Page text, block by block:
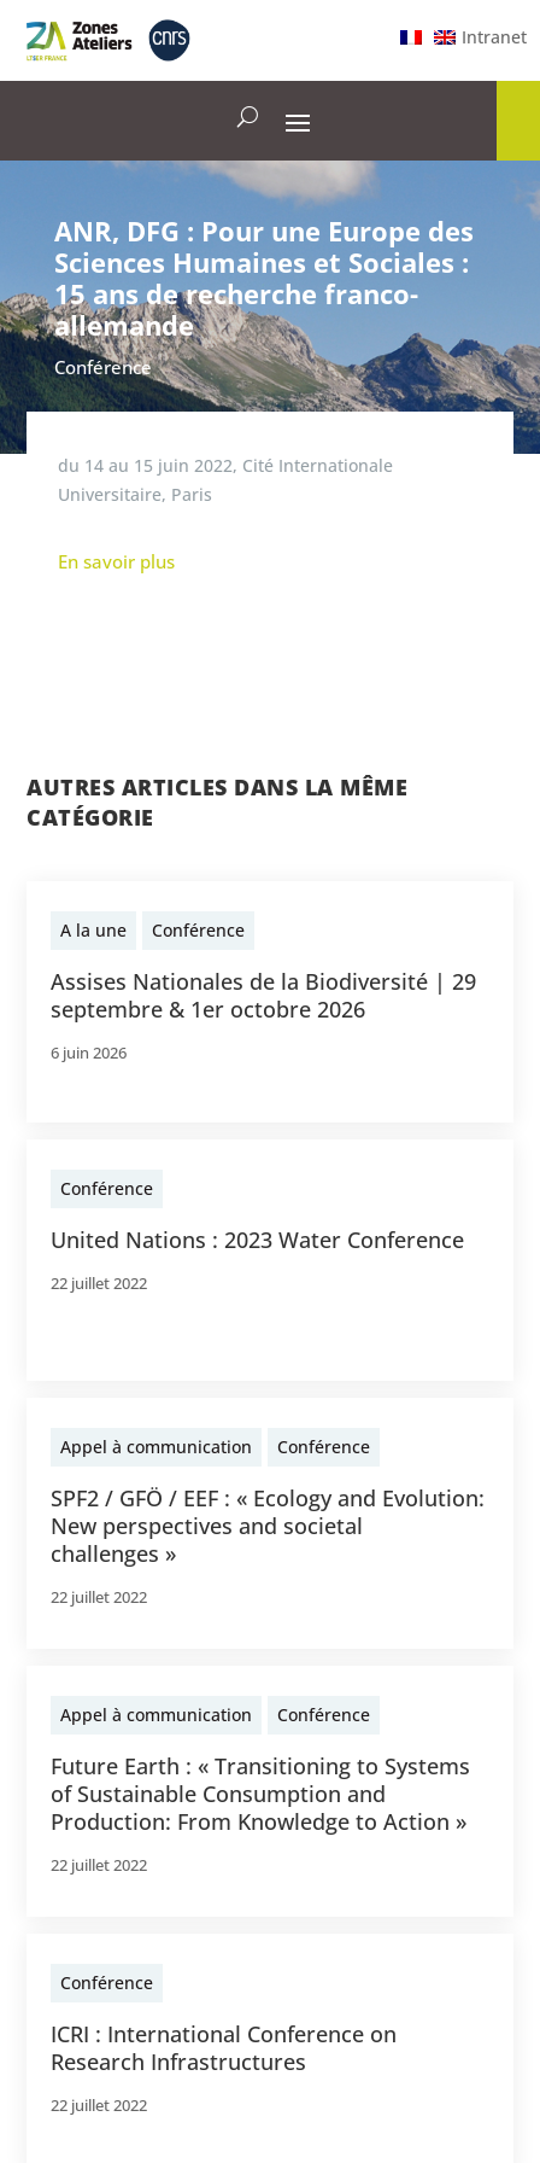
Intranet
ANR, DFG : Pour une Europe des
Sciences Humaines et Sociales :
15 ans de recherche franco-
allemande
Conférence
du 14 au 15 juin 2022, Cité Internationale
Universitaire, Paris
En savoir plus
AUTRES ARTICLES DANS LA MÊME
CATÉGORIE
A la une Conférence
Assises Nationales de la Biodiversité | 29
septembre & 1er octobre 2026
6 juin 2026
Conférence
United Nations : 2023 Water Conference
22 juillet 2022
Appel à communication Conférence
SPF2 / GFÖ / EEF : « Ecology and Evolution:
New perspectives and societal
challenges »
22 juillet 2022
Appel à communication Conférence
Future Earth : « Transitioning to Systems
of Sustainable Consumption and
Production: From Knowledge to Action »
22 juillet 2022
Conférence
ICRI : International Conference on
Research Infrastructures
22 juillet 2022